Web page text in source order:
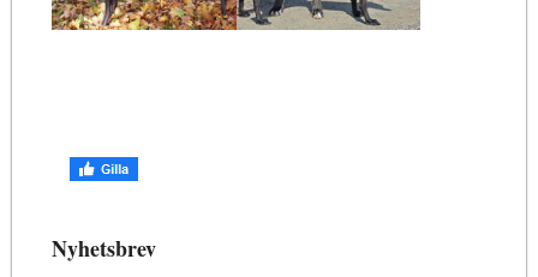
Nyhetsbrev